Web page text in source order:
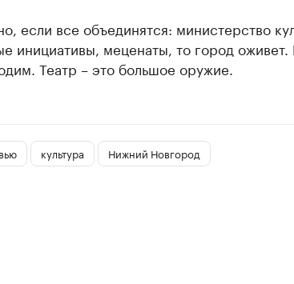
если все объединятся: министерство
инициативы, меценаты, то город оживет.
Театр – это большое оружие.
культура Нижний Новгород